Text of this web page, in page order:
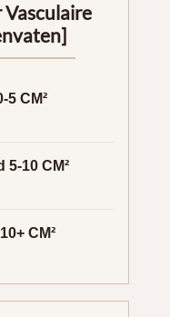
Vasculaire
5 CM²
5-10 CM²
CM²